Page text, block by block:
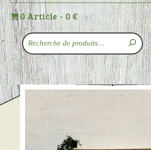
0 Article 0 €
Recherche